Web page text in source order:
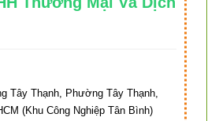
Tây Thạnh, Phường Tây Thạnh,
(Khu Công Nghiệp Tân Bình)